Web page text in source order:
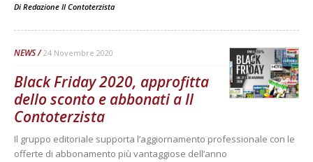
Di Redazione Il Contoterzista
NEWS 24 Novembre 2020
Black Friday 2020, approfitta
dello sconto e abbonati a Il
Contoterzista
Il gruppo editoriale supporta l’aggiornamento professionale con le
offerte di abbonamento più vantaggiose dell’anno